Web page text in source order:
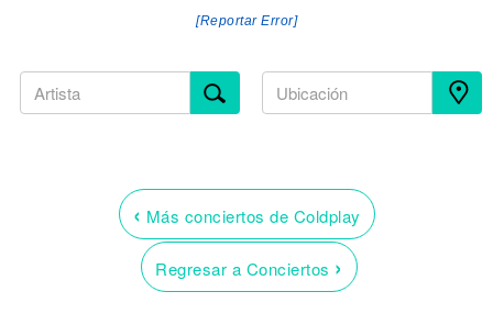
[Reportar Error]
‹ Más conciertos de Coldplay
Regresar a Conciertos ›